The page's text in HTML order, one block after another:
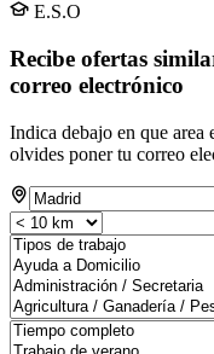
E.S.O
Recibe ofertas
correo electrónico
Indica debajo en que area
olvides poner tu correo